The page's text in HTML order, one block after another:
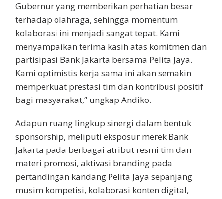
Gubernur yang memberikan perhatian besar
terhadap olahraga, sehingga momentum
kolaborasi ini menjadi sangat tepat. Kami
menyampaikan terima kasih atas komitmen dan
partisipasi Bank Jakarta bersama Pelita Jaya.
Kami optimistis kerja sama ini akan semakin
memperkuat prestasi tim dan kontribusi positif
bagi masyarakat,” ungkap Andiko.
Adapun ruang lingkup sinergi dalam bentuk
sponsorship, meliputi eksposur merek Bank
Jakarta pada berbagai atribut resmi tim dan
materi promosi, aktivasi branding pada
pertandingan kandang Pelita Jaya sepanjang
musim kompetisi, kolaborasi konten digital,